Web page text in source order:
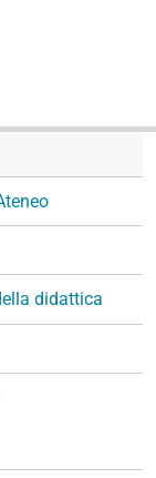
didattica